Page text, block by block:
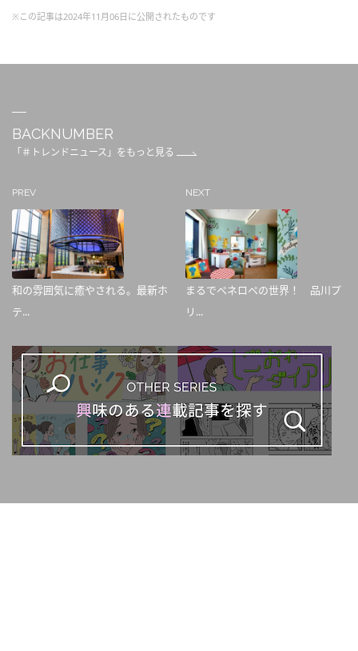
※この記事は2024年11月06日に公開されたものです
BACKNUMBER
「＃トレンドニュース」をもっと見る
PREV
和の雰囲気に癒やされる。最新ホ
テ...
NEXT
まるでペネロペの世界！ 品川プ
リ...